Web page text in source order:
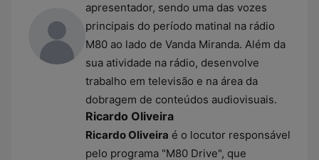
apresentador, sendo uma das vozes
principais do período matinal na rádio
M80 ao lado de Vanda Miranda. Além da
sua atividade na rádio, desenvolve
trabalho em televisão e na área da
dobragem de conteúdos audiovisuais.
Ricardo Oliveira
Ricardo Oliveira é o locutor responsável
pelo programa "M80 Drive", que